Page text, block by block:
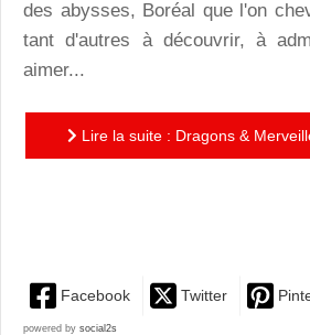
des abysses, Boréal que l'on
tant d'autres à découvrir, à
aimer...
Lire la suite : Dragons &
Facebook Twitter
powered by social2s